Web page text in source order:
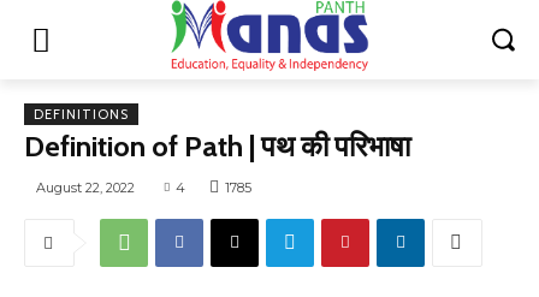
DEFINITIONS
Definition of Path | पथ की परिभाषा
August 22, 2022 4 1785